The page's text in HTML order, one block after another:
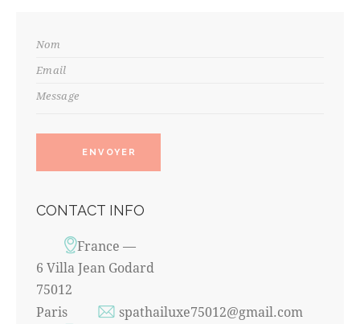
CONTACT INFO
France —
6 Villa Jean Godard
75012
Paris
spathailuxe75012@gmail.com